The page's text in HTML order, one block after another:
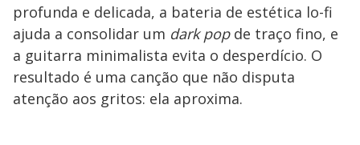
profunda e delicada, a bateria de estética lo-fi
ajuda a consolidar um dark popde traço fino, e
a guitarra minimalista evita o desperdício. O
resultado é uma canção que não disputa
atenção aos gritos: ela aproxima.